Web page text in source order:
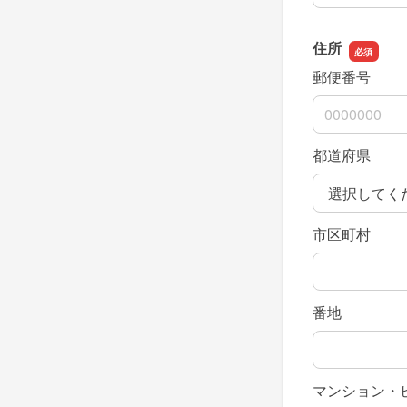
住所
郵便番号
都道府県
市区町村
番地
マンション・